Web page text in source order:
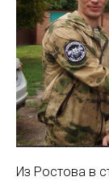
Из Ростова в